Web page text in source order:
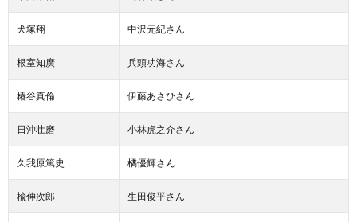
犬塚翔 中沢元紀さん
根室知廣 兵頭功海さん
椿谷真倫 伊藤あさひさん
日沖壮磨 小林虎之介さん
久我原篤史 橘優輝さん
楡伸次郎 生田俊平さん